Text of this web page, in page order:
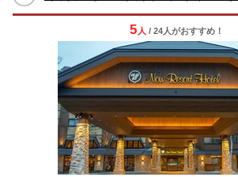
5 人 / 24人がおすすめ！